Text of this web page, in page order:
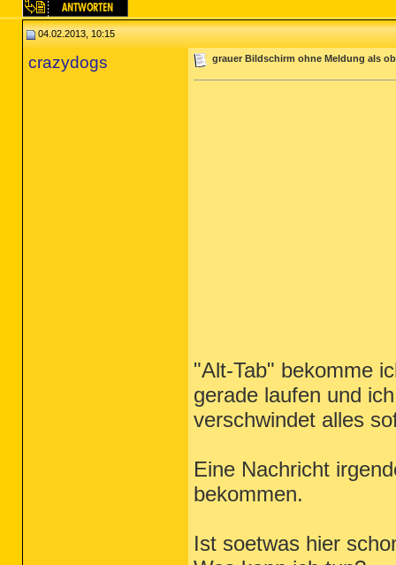
04.02.2013, 10:15
crazydogs grauer Bildschirm ohne Meldung als
"Alt-Tab" bekomme
gerade laufen und
verschwindet alles
Eine Nachricht
bekommen.
Ist soetwas hier